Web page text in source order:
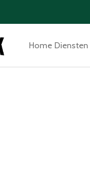
Home Diensten